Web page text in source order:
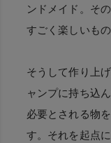
ンドメイド。そ
すごく楽しいも
そうして作り上
ャンプに持ち込
必要とされる物
す。それを起点